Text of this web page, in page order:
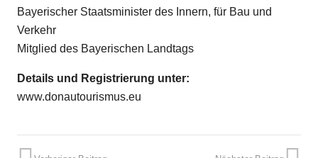
Bayerischer Staatsminister des Innern, für Bau und
Verkehr
Mitglied des Bayerischen Landtags
Details und Registrierung unter:
www.donautourismus.eu